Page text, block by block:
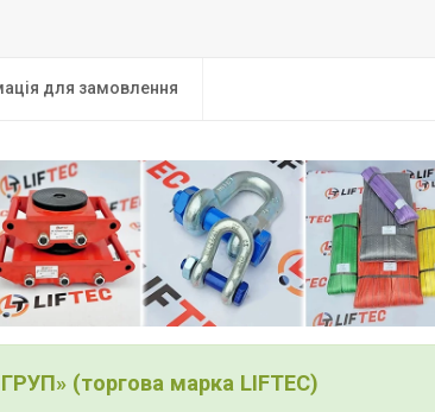
для замовлення
(торгова марка LIFTEC)